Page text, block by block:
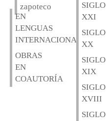
zapoteco
EN
LENGUAS
INTERNACIONALES
OBRAS
EN
COAUTORÍA
SIGLO
XXI
SIGLO
XX
SIGLO
XIX
SIGLO
XVIII
SIGLO